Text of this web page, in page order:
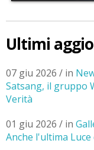
Ultimi
07 giu 2026 / in
Satsang, il gruppo
Verità
01 giu 2026 / in
Anche l'ultima